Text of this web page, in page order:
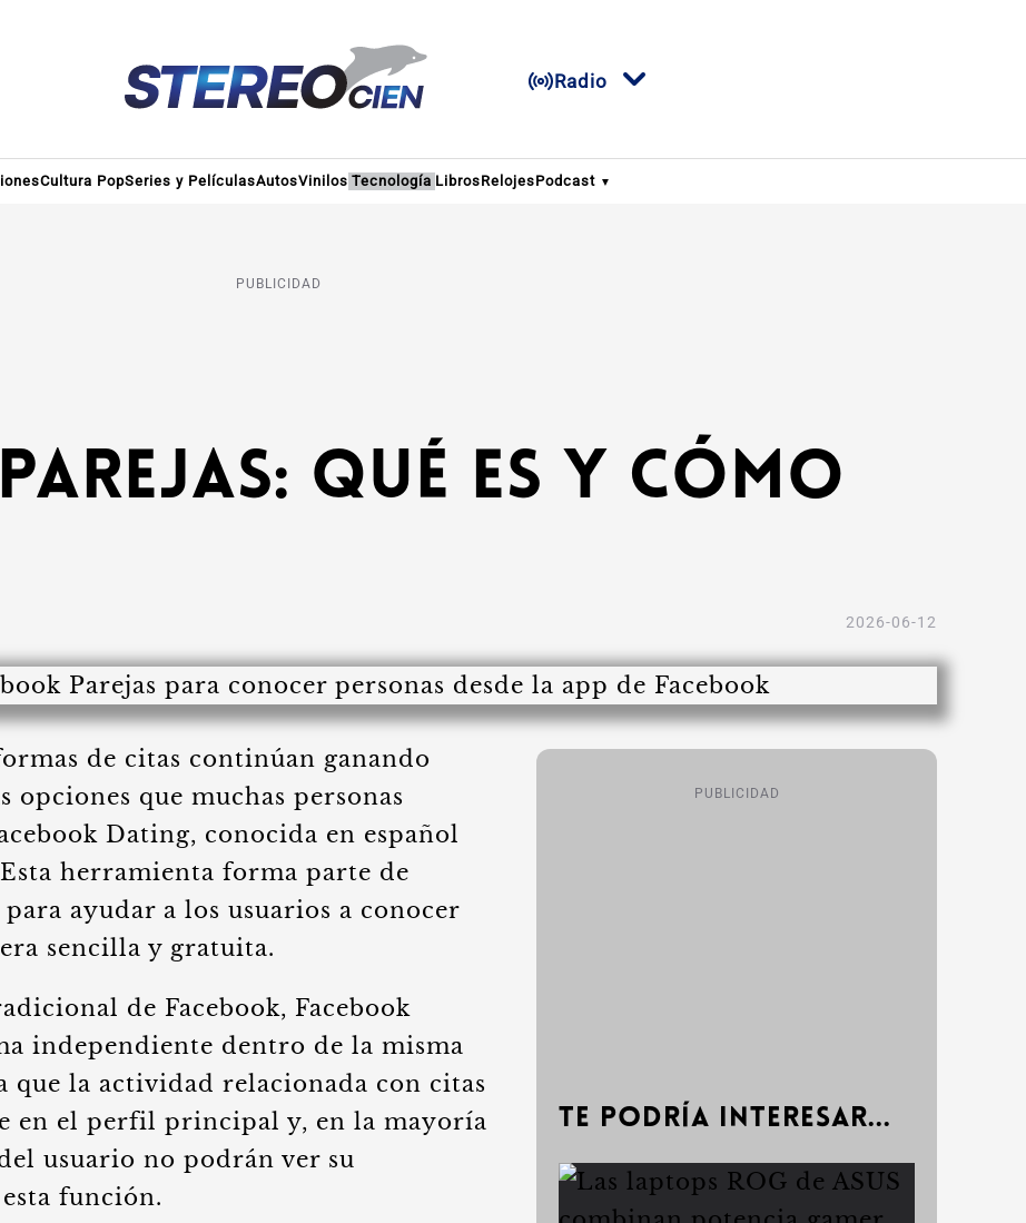
Radio
Cultura PopSeries y PelículasAutosVinilos Tecnología LibrosRelojesPodcast
PUBLICIDAD
qué es y cómo
2026-06-12
de citas continúan ganando
opciones que muchas personas
Dating, conocida en español
herramienta forma parte de
ayudar a los usuarios a conocer
sencilla y gratuita.
de Facebook, Facebook
independiente dentro de la misma
que la actividad relacionada con citas
en el perfil principal y, en la mayoría
usuario no podrán ver su
función.
PUBLICIDAD
Te podría interesar...